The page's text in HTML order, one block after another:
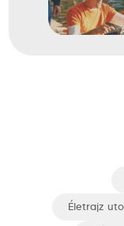
Életrajz